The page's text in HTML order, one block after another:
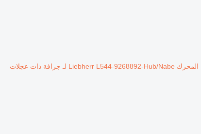
المحرك Liebherr L544-9268892-Hub/Nabe لـ جرافة ذات عجلات